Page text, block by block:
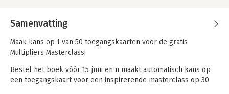
Samenvatting
Maak kans op 1 van 50 toegangskaarten voor de gratis
Multipliers Masterclass!
Bestel het boek vóór 15 juni en u maakt automatisch kans op
een toegangskaart voor een inspirerende masterclass op 30